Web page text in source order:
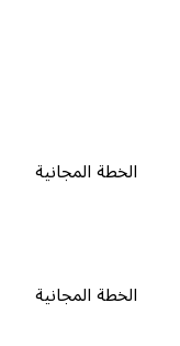
الخطة المجانية
الخطة المجانية